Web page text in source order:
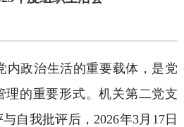
内政治生活的重要载体，是党
理的重要形式。机关第二党支
自我批评后，2026年3月17日